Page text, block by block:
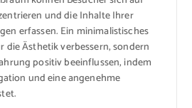
und die Inhalte Ihrer
erfassen. Ein minimalistisches
die Ästhetik verbessern, sondern
positiv beeinflussen, indem
und eine angenehme